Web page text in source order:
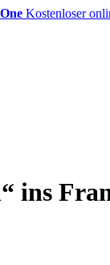
One Kostenloser
ins